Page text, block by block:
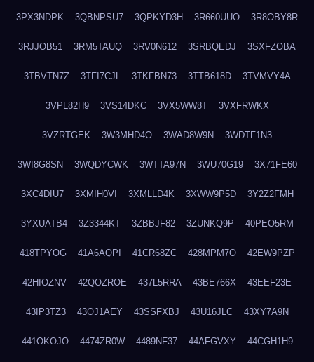
3PX3NDPK 3QBNPSU7 3QPKYD3H 3R660UUO 3R8OBY8R
3RJJOB51 3RM5TAUQ 3RV0N612 3SRBQEDJ 3SXFZOBA
3TBVTN7Z 3TFI7CJL 3TKFBN73 3TTB618D 3TVMVY4A
3VPL82H9 3VS14DKC 3VX5WW8T 3VXFRWKX
3VZRTGEK 3W3MHD4O 3WAD8W9N 3WDTF1N3
3WI8G8SN 3WQDYCWK 3WTTA97N 3WU70G19 3X71FE60
3XC4DIU7 3XMIH0VI 3XMLLD4K 3XWW9P5D 3Y2Z2FMH
3YXUATB4 3Z3344KT 3ZBBJF82 3ZUNKQ9P 40PEO5RM
418TPYOG 41A6AQPI 41CR68ZC 428MPM7O 42EW9PZP
42HIOZNV 42QOZROE 437L5RRA 43BE766X 43EEF23E
43IP3TZ3 43OJ1AEY 43SSFXBJ 43U16JLC 43XY7A9N
441OKOJO 4474ZR0W 4489NF37 44AFGVXY 44CGH1H9